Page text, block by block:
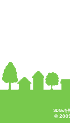
SDGsを
©